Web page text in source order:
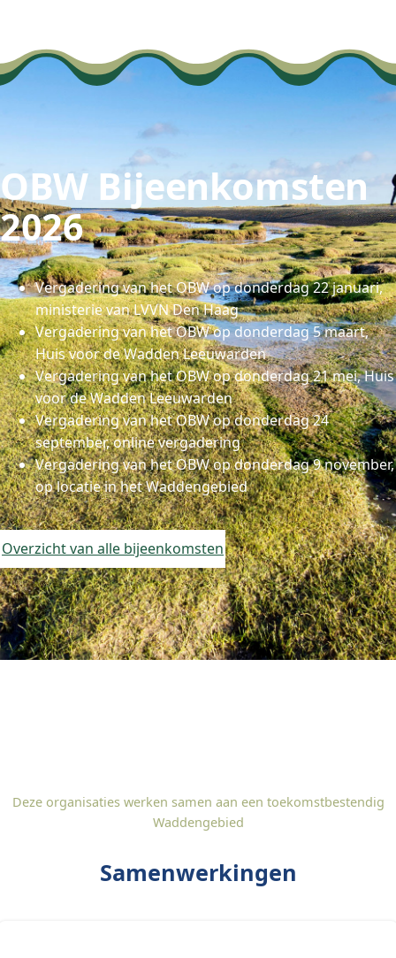
OBW Bijeenkomsten
2026
Vergadering van het OBW op donderdag 22 januari,
ministerie van LVVN Den Haag
Vergadering van het OBW op donderdag 5 maart,
Huis voor de Wadden Leeuwarden
Vergadering van het OBW op donderdag 21 mei, Huis
voor de Wadden Leeuwarden
Vergadering van het OBW op donderdag 24
september, online vergadering
Vergadering van het OBW op donderdag 9 november,
op locatie in het Waddengebied
Overzicht van alle bijeenkomsten
Deze organisaties werken samen aan een toekomstbestendig
Waddengebied
Samenwerkingen